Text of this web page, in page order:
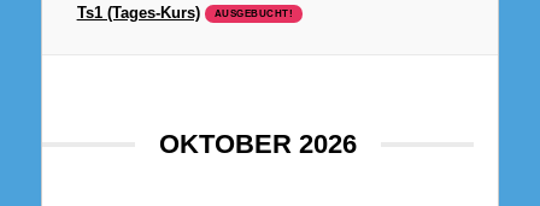
Ts1 (Tages-Kurs) AUSGEBUCHT!
OKTOBER 2026